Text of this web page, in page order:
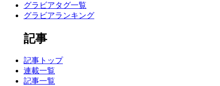
グラビアタグ一覧
グラビアランキング
記事
記事トップ
連載一覧
記事一覧